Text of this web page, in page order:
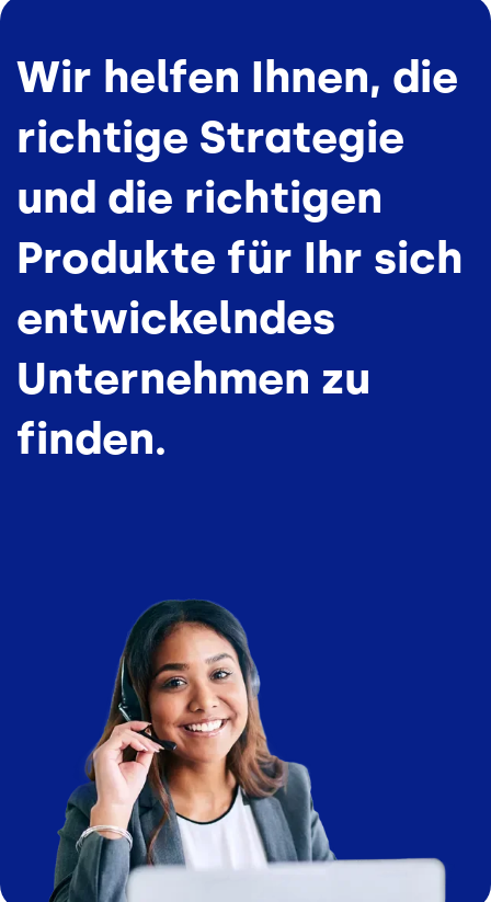
Wir helfen Ihnen, die
richtige Strategie
und die richtigen
Produkte für Ihr sich
entwickelndes
Unternehmen zu
finden.